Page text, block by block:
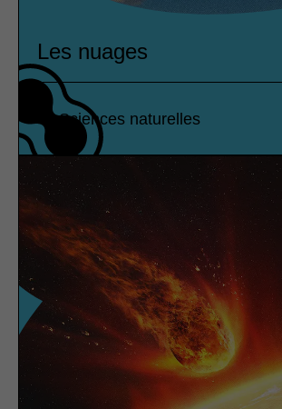
Les nuages
Sciences naturelles